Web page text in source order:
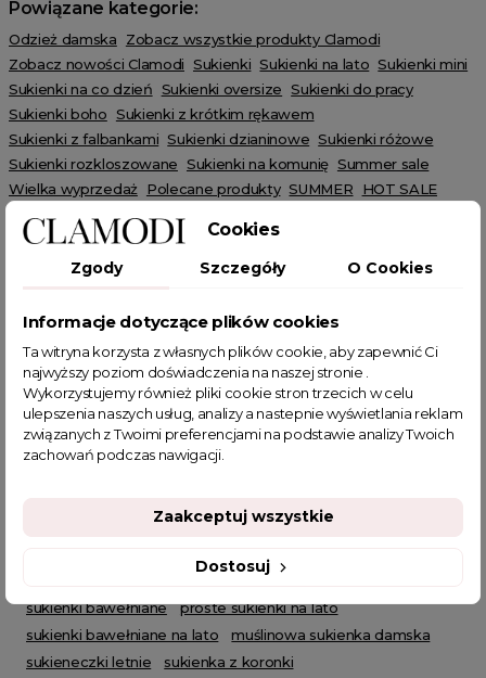
Powiązane kategorie:
Odzież damska
Zobacz wszystkie produkty Clamodi
Zobacz nowości Clamodi Sukienki Sukienki na lato Sukienki mini
Sukienki na co dzień Sukienki oversize Sukienki do pracy
Sukienki boho Sukienki z krótkim rękawem
Sukienki z falbankami Sukienki dzianinowe Sukienki różowe
Sukienki rozkloszowane Sukienki na komunię Summer sale
Wielka wyprzedaż Polecane produkty SUMMER HOT SALE
POWIĄZANE TAGI
sukienka z falbankami różowa sukienka
sukienka na lato
letnia sukienka
sukienka różowa
sukienka fuksjowa
fuksjowa sukienka
ażurowa sukienka
na lato
sukienki na co dzień
sukienka muślinowa
luźne sukienki
sukienki bawełniane
proste sukienki na lato
sukienki bawełniane na lato
muślinowa sukienka damska
sukieneczki letnie
sukienka z koronki
Cookies
Zgody Szczegóły O Cookies
Informacje dotyczące plików cookies
Ta witryna korzysta z własnych plików cookie, aby zapewnić Ci
najwyższy poziom doświadczenia na naszej stronie .
Wykorzystujemy również pliki cookie stron trzecich w celu
ulepszenia naszych usług, analizy a nastepnie wyświetlania reklam
związanych z Twoimi preferencjami na podstawie analizy Twoich
zachowań podczas nawigacji.
Dostosuj
Zaakceptuj wszystkie